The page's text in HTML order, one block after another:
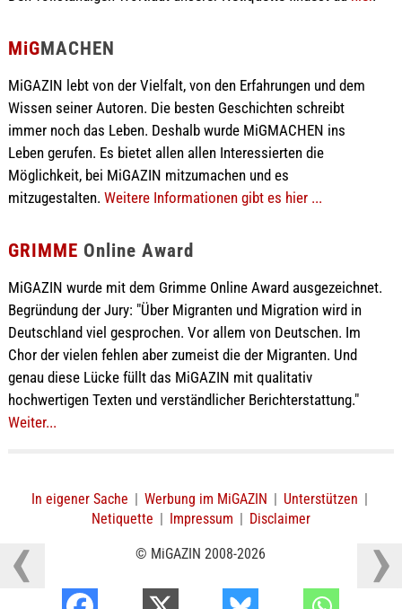
MiGMACHEN
MiGAZIN lebt von der Vielfalt, von den Erfahrungen und dem
Wissen seiner Autoren. Die besten Geschichten schreibt
immer noch das Leben. Deshalb wurde MiGMACHEN ins
Leben gerufen. Es bietet allen allen Interessierten die
Möglichkeit, bei MiGAZIN mitzumachen und es
mitzugestalten. Weitere Informationen gibt es hier ...
GRIMME Online Award
MiGAZIN wurde mit dem Grimme Online Award ausgezeichnet.
Begründung der Jury: "Über Migranten und Migration wird in
Deutschland viel gesprochen. Vor allem von Deutschen. Im
Chor der vielen fehlen aber zumeist die der Migranten. Und
genau diese Lücke füllt das MiGAZIN mit qualitativ
hochwertigen Texten und verständlicher Berichterstattung."
Weiter...
In eigener Sache | Werbung im MiGAZIN | Unterstützen |
Netiquette | Impressum | Disclaimer
© MiGAZIN 2008-2026